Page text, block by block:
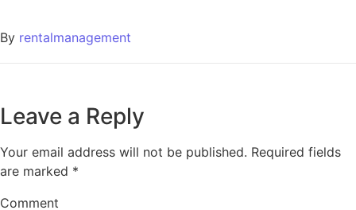
By rentalmanagement
Leave a Reply
Your email address will not be published. Required fields
are marked *
Comment